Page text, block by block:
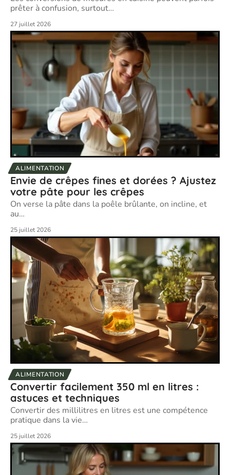
prêter à confusion, surtout…
27 juillet 2026
ALIMENTATION
Envie de crêpes fines et dorées ? Ajustez
votre pâte pour les crêpes
On verse la pâte dans la poêle brûlante, on incline, et
au…
25 juillet 2026
ALIMENTATION
Convertir facilement 350 ml en litres :
astuces et techniques
Convertir des millilitres en litres est une compétence
pratique dans la vie…
25 juillet 2026